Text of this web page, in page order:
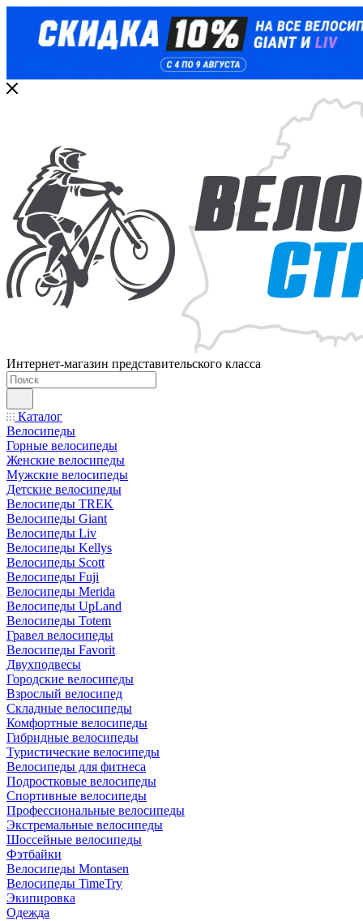
Интернет-магазин представительского класса
Каталог
Велосипеды
Горные велосипеды
Женские велосипеды
Мужские велосипеды
Детские велосипеды
Велосипеды TREK
Велосипеды Giant
Велосипеды Liv
Велосипеды Kellys
Велосипеды Scott
Велосипеды Fuji
Велосипеды Merida
Велосипеды UpLand
Велосипеды Totem
Гравел велосипеды
Велосипеды Favorit
Двухподвесы
Городские велосипеды
Взрослый велосипед
Складные велосипеды
Комфортные велосипеды
Гибридные велосипеды
Туристические велосипеды
Велосипеды для фитнеса
Подростковые велосипеды
Спортивные велосипеды
Профессиональные велосипеды
Экстремальные велосипеды
Шоссейные велосипеды
Фэтбайки
Велосипеды Montasen
Велосипеды TimeTry
Экипировка
Одежда